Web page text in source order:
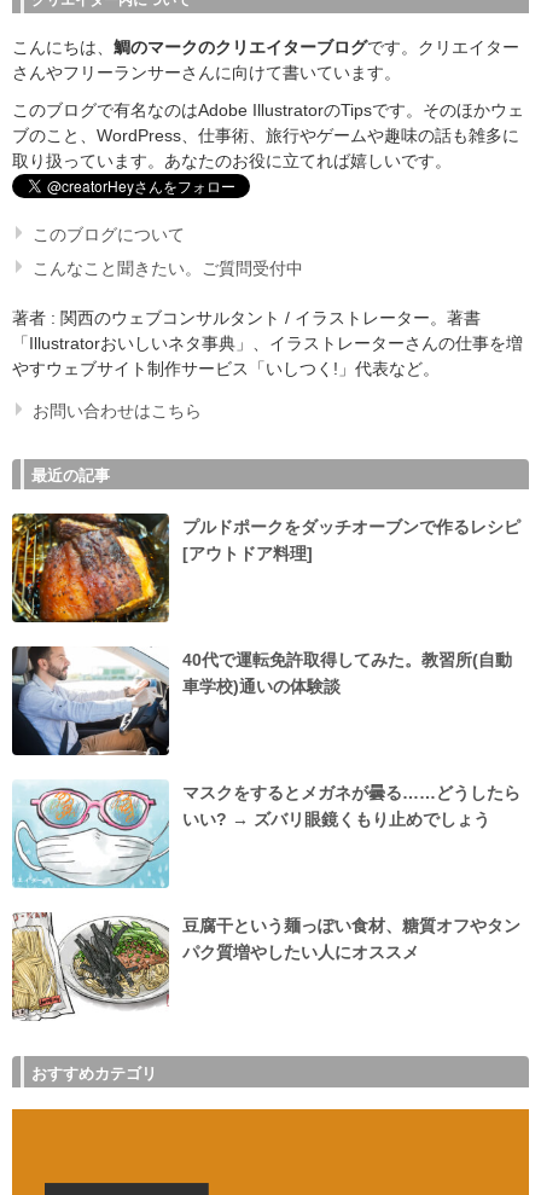
こんにちは、 鯛のマークのクリエイターブログです。クリエイター
さんやフリーランサーさんに向けて書いています。
このブログで有名なのはAdobe IllustratorのTipsです。そのほかウェ
ブのこと、WordPress、仕事術、旅行やゲームや趣味の話も雑多に
取り扱っています。あなたのお役に立てれば嬉しいです。
このブログについて
こんなこと聞きたい。ご質問受付中
著者 : 関西のウェブコンサルタント / イラストレーター。著書
「Illustratorおいしいネタ事典」、イラストレーターさんの仕事を増
やすウェブサイト制作サービス「いしつく!」代表など。
お問い合わせはこちら
最近の記事
プルドポークをダッチオーブンで作るレシピ
[アウトドア料理]
40代で運転免許取得してみた。教習所(自動
車学校)通いの体験談
マスクをするとメガネが曇る……どうしたら
いい? → ズバリ眼鏡くもり止めでしょう
豆腐干という麺っぽい食材、糖質オフやタン
パク質増やしたい人にオススメ
おすすめカテゴリ